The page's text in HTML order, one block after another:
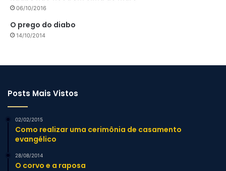
06/10/2016
O prego do diabo
14/10/2014
Posts Mais Vistos
02/02/2015
Como realizar uma cerimônia de casamento
evangélico
28/08/2014
O corvo e a raposa